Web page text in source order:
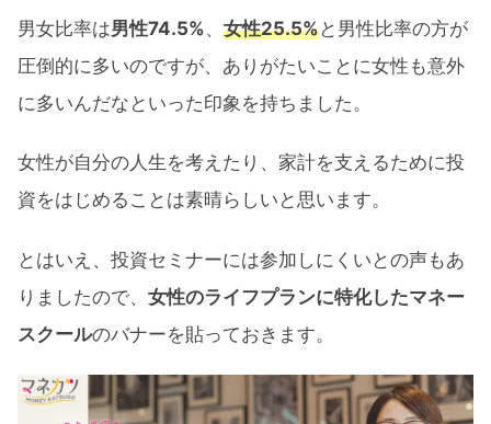
男女比率は男性74.5%、 女性25.5%と男性比率の方が
圧倒的に多いのですが、ありがたいことに女性も意外
に多いんだなといった印象を持ちました。
女性が自分の人生を考えたり、家計を支えるために投
資をはじめることは素晴らしいと思います。
とはいえ、投資セミナーには参加しにくいとの声もあ
りましたので、 女性のライフプランに特化したマネー
スクールのバナーを貼っておきます。